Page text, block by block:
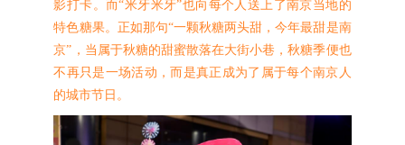
影打卡。而“米牙米牙”也向每个人送上了南京当地的
特色糖果。正如那句“一颗秋糖两头甜，今年最甜是南
京”，当属于秋糖的甜蜜散落在大街小巷，秋糖季便也
不再只是一场活动，而是真正成为了属于每个南京人
的城市节日。